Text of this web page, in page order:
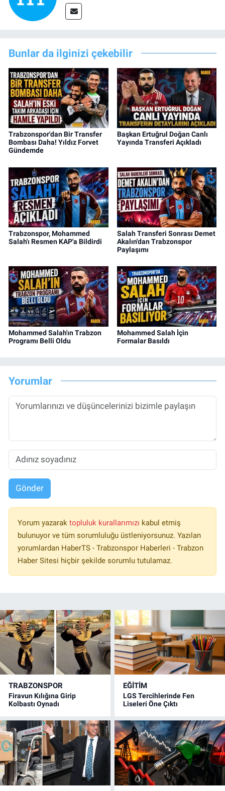
Bunlar da ilginizi çekebilir
Trabzonspor'dan Bir Transfer
Bombası Daha! Yıldız Forvet
Gündemde
Başkan Ertuğrul Doğan Canlı
Yayında Transferi Açıkladı
Trabzonspor, Mohammed
Salah'ı Resmen KAP'a Bildirdi
Salah Transferi Sonrası Demet
Akalın'dan Trabzonspor
Paylaşımı
Mohammed Salah'ın Trabzon
Programı Belli Oldu
Mohammed Salah İçin
Formalar Basıldı
Yorumlar
Gönder
Yorum yazarak topluluk kurallarımızı kabul etmiş
bulunuyor ve tüm sorumluluğu üstleniyorsunuz. Yazılan
yorumlardan HaberTS - Trabzonspor Haberleri - Trabzon
Haber Sitesi hiçbir şekilde sorumlu tutulamaz.
TRABZONSPOR
Firavun Kılığına Girip
Kolbastı Oynadı
EĞİTİM
LGS Tercihlerinde Fen
Liseleri Öne Çıktı